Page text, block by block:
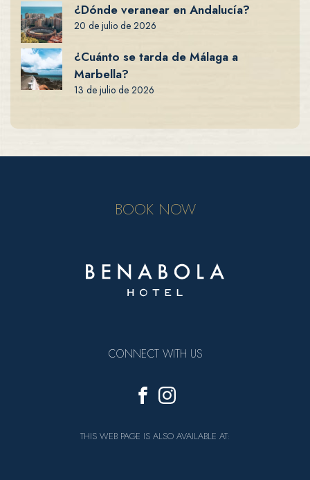
¿Dónde veranear en Andalucía?
20 de julio de 2026
¿Cuánto se tarda de Málaga a
Marbella?
13 de julio de 2026
BOOK NOW
CONNECT WITH US
THIS WEB PAGE IS ALSO AVAILABLE AT: